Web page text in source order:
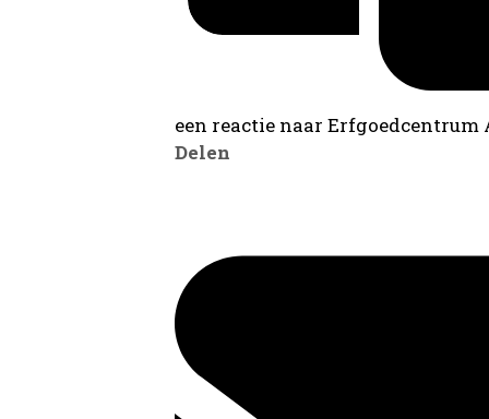
een reactie naar
Delen